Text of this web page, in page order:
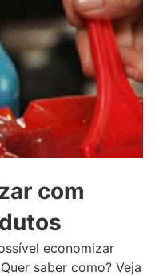
com
economizar
saber como? Veja